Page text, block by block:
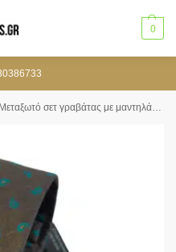
0
Μεταξωτό σετ γραβάτας με μαντηλάκι σε καφέ με τιρκουάζ λαχούρια ζακάρ